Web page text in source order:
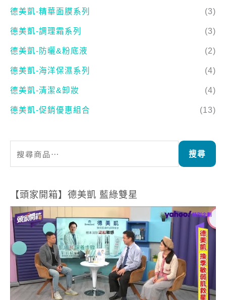
德美凱-防曬&粉底液 (2)
德美凱-海洋保濕系列 (4)
德美凱-清潔&卸妝 (4)
德美凱-促銷優惠組合 (13)
搜尋
【頭家開箱】德美凱 藍綠雙星